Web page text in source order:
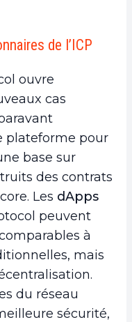
de l’ICP
ouvre
cas
plateforme pour
base sur
des contrats
Les dApps
peuvent
à
mais
du réseau
sécurité,